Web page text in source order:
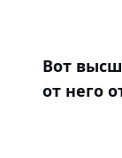
Вот
от него